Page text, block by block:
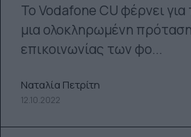
Το Vodafone CU φέρνει για
μια ολοκληρωμένη πρόταση
επικοινωνίας των φο...
Ναταλία Πετρίτη
12.10.2022